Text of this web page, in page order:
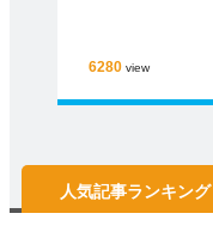
6280 view
人気記事ランキング